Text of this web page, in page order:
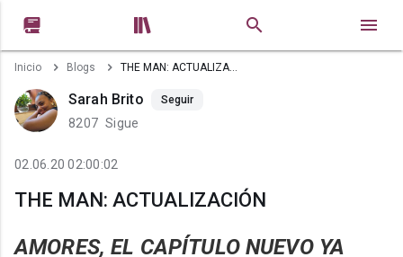
 
Inicio Blogs THE MAN: ACTUALIZACIÓN
Sarah Brito Seguir
8207 Sigue
02.06.20 02:00:02
THE MAN: ACTUALIZACIÓN
AMORES, EL CAPÍTULO NUEVO YA